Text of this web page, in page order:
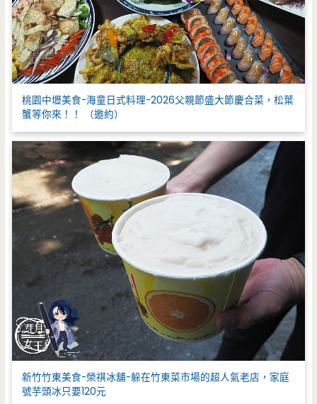
桃園中壢美食-海童日式料理-2026父親節盛大節慶合菜，松葉
蟹等你來！！ （邀約）
新竹竹東美食-榮祺冰舖-躲在竹東菜市場的超人氣老店，家庭
號芋頭冰只要120元